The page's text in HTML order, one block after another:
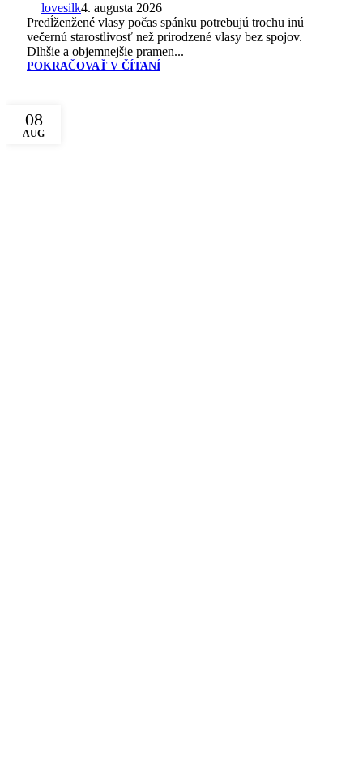
lovesilk4. augusta 2026
Predĺženžené vlasy počas spánku potrebujú trochu inú
večernú starostlivosť než prirodzené vlasy bez spojov.
Dlhšie a objemnejšie pramen...
POKRAČOVAŤ V ČÍTANÍ
08
AUG